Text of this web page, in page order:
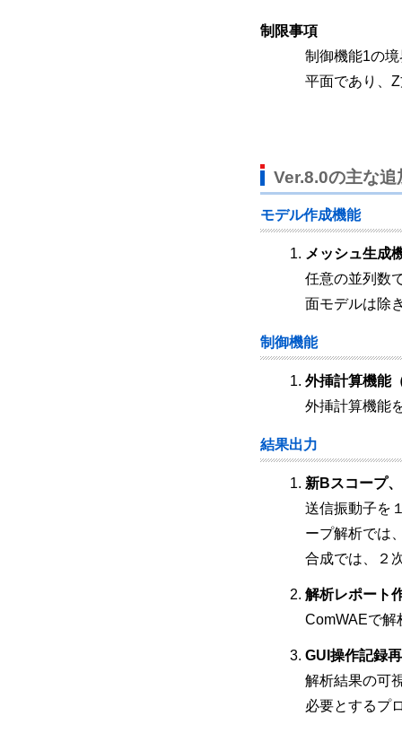
制限事項
制御機能1の
平面であり、
Ver.8.0の主な追
モデル作成機能
メッシュ生成
任意の並列数
面モデルは除
制御機能
外挿計算機能
外挿計算機能
結果出力
新Bスコープ
送信振動子を
ープ解析では
合成では、２
解析レポート
ComWAEで解
GUI操作記録
解析結果の可
必要とするプ